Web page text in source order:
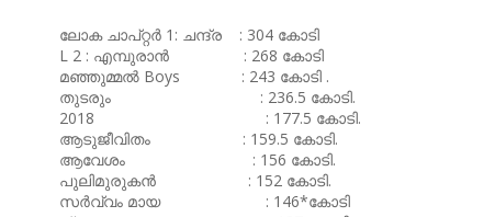
ലോക ചാപ്റ്റർ 1: ചന്ദ്ര : 304 കോടി
L 2 : എമ്പുരാൻ : 268 കോടി
മഞ്ഞുമ്മൽ Boys : 243 കോടി .
തുടരും : 236.5 കോടി.
2018 : 177.5 കോടി.
ആടുജീവിതം : 159.5 കോടി.
ആവേശം : 156 കോടി.
പുലിമുരുകൻ : 152 കോടി.
സർവ്വം മായ : 146*കോടി